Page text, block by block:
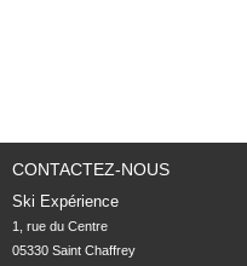
CONTACTEZ-NOUS
Ski Expérience
1, rue du Centre
05330 Saint Chaffrey